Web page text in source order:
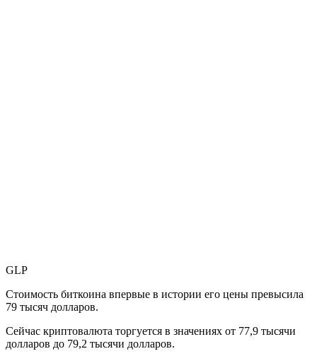
GLP
Стоимость биткоина впервые в истории его цены превысила
79 тысяч долларов.
Сейчас криптовалюта торгуется в значениях от 77,9 тысячи
долларов до 79,2 тысячи долларов.